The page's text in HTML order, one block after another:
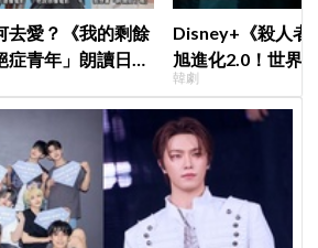
去愛？《我的剩餘
青年」朗讀日記
撞見舊識」！
Disney+《殺人者
旭進化2.0！世界
登場竟殺了「他」
韓劇